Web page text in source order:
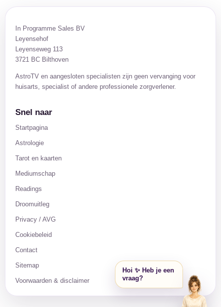
In Programme Sales BV
Leyensehof
Leyenseweg 113
3721 BC Bilthoven
AstroTV en aangesloten specialisten zijn geen vervanging voor
huisarts, specialist of andere professionele zorgverlener.
Snel naar
Startpagina
Astrologie
Tarot en kaarten
Mediumschap
Readings
Droomuitleg
Privacy / AVG
Cookiebeleid
Contact
Sitemap
Voorwaarden & disclaimer
Hoi ✨ Heb je een
vraag?